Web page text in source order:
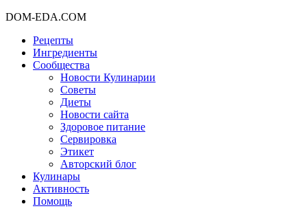
DOM-EDA.COM
Рецепты
Ингредиенты
Сообщества
Новости Кулинарии
Советы
Диеты
Новости сайта
Здоровое питание
Сервировка
Этикет
Авторский блог
Кулинары
Активность
Помощь